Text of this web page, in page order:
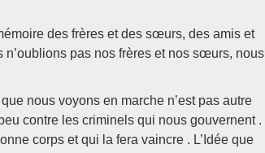
des frères et des sœurs, des amis et
pas nos frères et nos sœurs, nous
nous voyons en marche n’est pas autre
contre les criminels qui nous gouvernent .
corps et qui la fera vaincre . L’Idée que